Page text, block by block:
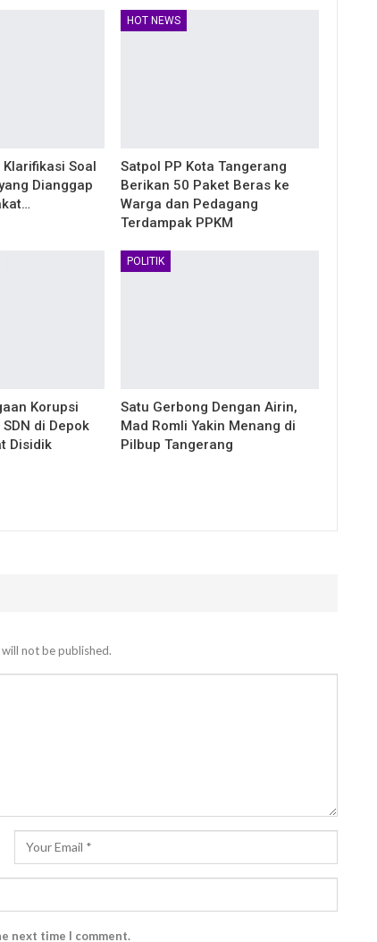
Soal
Dianggap
HOT NEWS
Satpol PP Kota Tangerang
Berikan 50 Paket Beras ke
Warga dan Pedagang
Terdampak PPKM
Korupsi
di Depok
Disidik
POLITIK
Satu Gerbong Dengan Airin,
Mad Romli Yakin Menang di
Pilbup Tangerang
not be published.
next time I comment.